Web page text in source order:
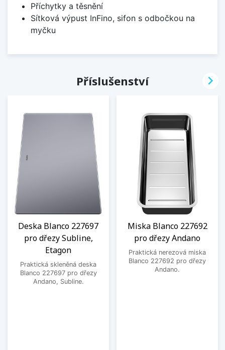
Příchytky a těsnění
Sítková výpust InFino, sifon s odbočkou na
myčku
Příslušenství
Deska Blanco 227697
pro dřezy Subline,
Etagon
Praktická skleněná deska
Blanco 227697 pro dřezy
Andano, Subline.
Miska Blanco 227692
pro dřezy Andano
Praktická nerezová miska
Blanco 227692 pro dřezy
Andano.
